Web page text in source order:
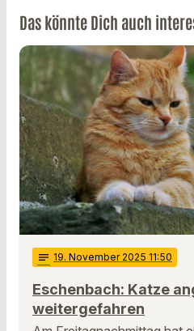
Das könnte Dich auch
notes 19. November 2025 11:50
Eschenbach: Katze
weitergefahren